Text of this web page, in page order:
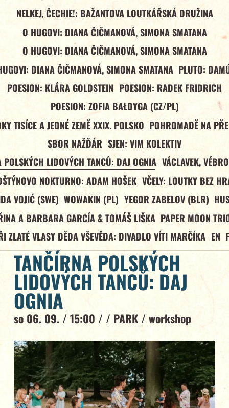
NELKEJ, ČECHIE!: BAŽANTOVA LOUTKÁŘSKÁ DRUŽINA
O HUGOVI: DIANA ČIČMANOVÁ, SIMONA SMATANA
O HUGOVI: DIANA ČIČMANOVÁ, SIMONA SMATANA
DIANA ČIČMANOVÁ, SIMONA SMATANA PLUTO:
POESION: KLÁRA GOLDSTEIN POESION: RADEK FRIDRICH
POESION: ZOFIA BAŁDYGA (CZ/PL)
TISÍCE A JEDNÉ ZEMĚ XXIX. POLSKO POHROMADĚ NA
SBOR NAŽĎÁR SJEN: VIM KOLEKTIV
POLSKÝCH LIDOVÝCH TANCŮ: DAJ OGNIA VÁCLAVEK,
NOKTURNO: ADAM HOŠEK VČELY: LOUTKY BEZ
VOJIĆ (SWE) WOWAKIN (PL) YEGOR ZABELOV (BLR)
A BARBARA GARCÍA & TOMÁŠ LIŠKA PAPER MOON
ZLATÉ VLASY DĚDA VŠEVĚDA: DIVADLO VÍTI MARČÍKA EN
TANČÍRNA POLSKÝCH
LIDOVÝCH TANCŮ: DAJ
OGNIA
so 06. 09. / 15:00 / / PARK / workshop